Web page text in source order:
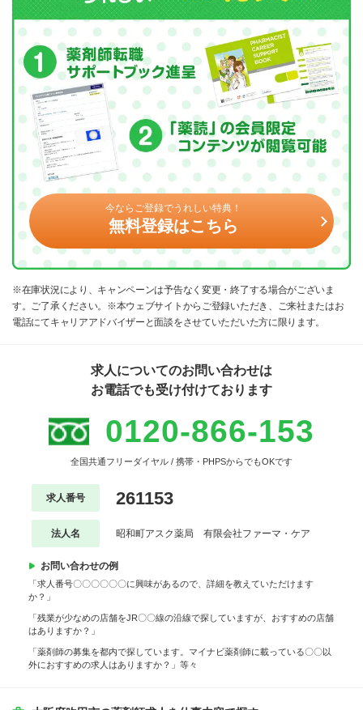
今ならご登録でうれしい特典！
無料登録はこちら
※在庫状況により、キャンペーンは予告なく変更・終了する場合がございま
す。ご了承ください。※本ウェブサイトからご登録いただき、ご来社またはお
電話にてキャリアアドバイザーと面談をさせていただいた方に限ります。
求人についてのお問い合わせは
お電話でも受け付けております
0120-866-153
全国共通フリーダイヤル / 携帯・PHPSからでもOKです
求人番号 261153
法人名 昭和町アスク薬局 有限会社ファーマ・ケア
お問い合わせの例
「求人番号〇〇〇〇〇〇に興味があるので、詳細を教えていただけます
か？」
「残業が少なめの店舗をJR〇〇線の沿線で探していますが、おすすめの店舗
はありますか？」
「薬剤師の募集を都内で探しています。マイナビ薬剤師に載っている〇〇以
外におすすめの求人はありますか？」等々